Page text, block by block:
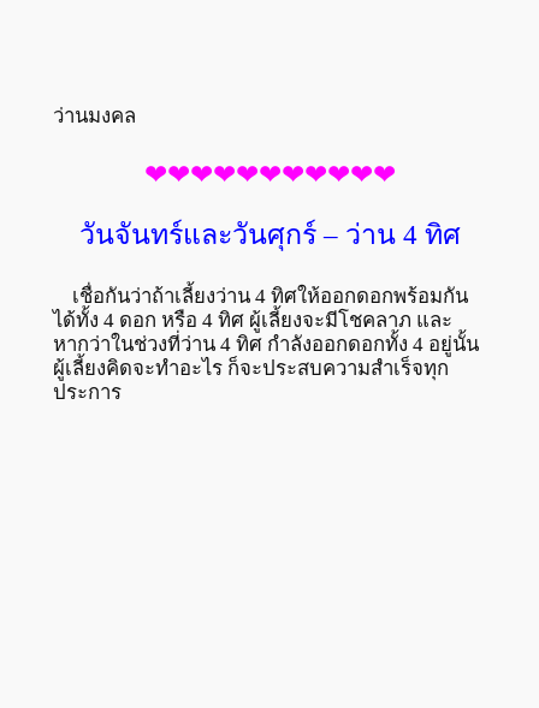
ว่านมงคล
❤❤❤❤❤❤❤❤❤❤❤
วันจันทร์และวันศุกร์ – ว่าน 4 ทิศ
เชื่อกันว่าถ้าเลี้ยงว่าน 4 ทิศให้ออกดอกพร้อมกัน
ได้ทั้ง 4 ดอก หรือ 4 ทิศ ผู้เลี้ยงจะมีโชคลาภ และ
หากว่าในช่วงที่ว่าน 4 ทิศ กำลังออกดอกทั้ง 4 อยู่นั้น
ผู้เลี้ยงคิดจะทำอะไร ก็จะประสบความสำเร็จทุก
ประการ